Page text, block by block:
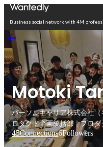
Business social network with 4M
Motoki
パーソルキャリア株式会社
ロダクト企画統括部｜プロ
（PdM）
45Connections6Followers